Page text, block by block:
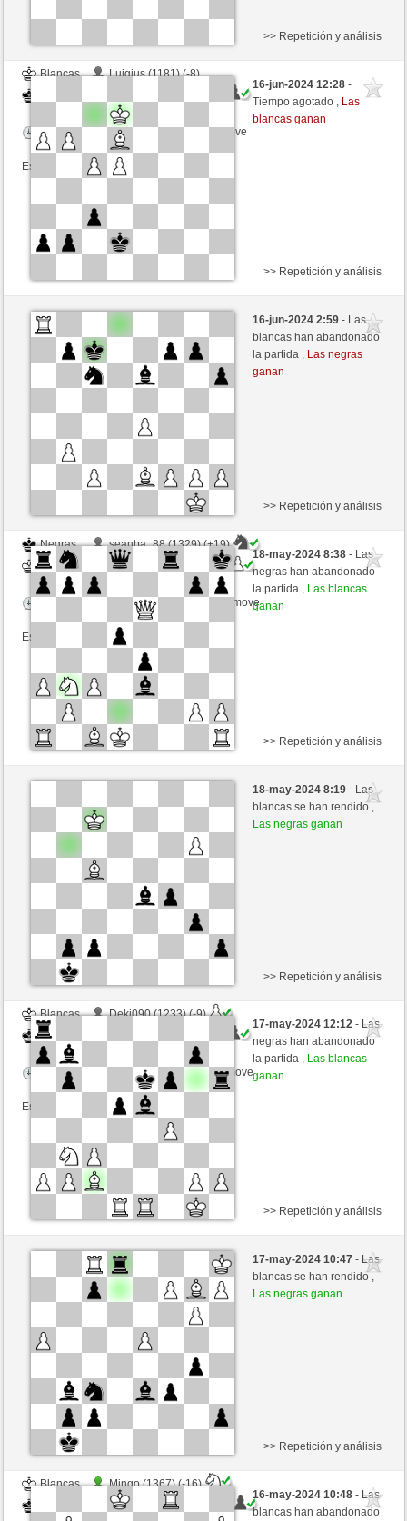
Blancas
Luigius (1181) (-8)
Tiempo: 8 minutes/side + 8 seconds/move
Esta partida es por puntos
>> Repetición y análisis
16-jun-2024 12:28-
Tiempo agotado , Las
blancas ganan
Blancas
Vesko (1577) (+8)
Negras
trabado157 (1387) (-8)
Tiempo: 15 minutes/side + 5 seconds/move
>> Repetición y análisis
16-jun-2024 2:59- Las
blancas han abandonado
la partida , Las negras
ganan
Negras
seanba_88 (1329) (+19)
Blancas
trabado157 (1406) (-19)
Tiempo: 15 minutes/side + 10 seconds/move
Esta partida es por puntos
>> Repetición y análisis
18-may-2024 8:38- Las
negras han abandonado
la partida , Las blancas
ganan
Negras
Lorca (1320) (-13)
Tiempo: 15 minutes/side + 2 seconds/move
Esta partida es por puntos
>> Repetición y análisis
18-may-2024 8:19- Las
blancas se han rendido ,
Las negras ganan
Blancas
Deki090 (1233) (-9)
Negras
Tiempo: 12 minutes/side + 0 seconds/move
Esta partida es por puntos
>> Repetición y análisis
17-may-2024 12:12- Las
negras han abandonado
la partida , Las blancas
ganan
Negras
juanrojo (1151) (-7)
trabado157 (1377) (+7)
Tiempo: 18 minutes/side + 13 seconds/move
Esta partida es por puntos
>> Repetición y análisis
17-may-2024 10:47- Las
blancas se han rendido ,
Las negras ganan
Blancas
Mingo (1367) (-16)
trabado157 (1361) (+16)
>> Repetición y análisis
16-may-2024 10:48- Las
blancas han abandonado